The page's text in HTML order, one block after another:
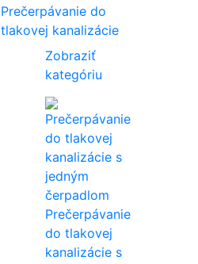
Prečerpávanie do
tlakovej kanalizácie
Zobraziť
kategóriu
Prečerpávanie
do tlakovej
kanalizácie s